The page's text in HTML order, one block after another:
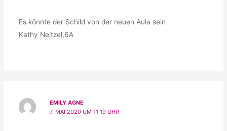
Es könnte der Schild von der neuen Aula sein
Kathy Neitzel,6A
EMILY AGNE
7. MAI 2020 UM 11:19 UHR